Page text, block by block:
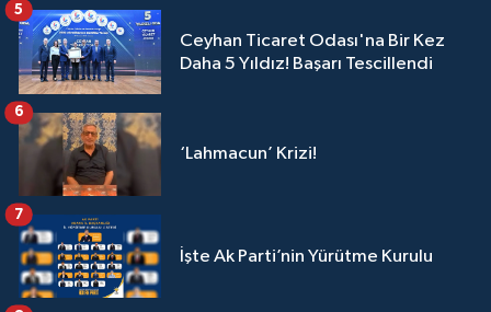
Ceyhan Ticaret Odası'na Bir Kez
Daha 5 Yıldız! Başarı Tescillendi
5
‘Lahmacun’ Krizi!
6
İşte Ak Parti’nin Yürütme Kurulu
7